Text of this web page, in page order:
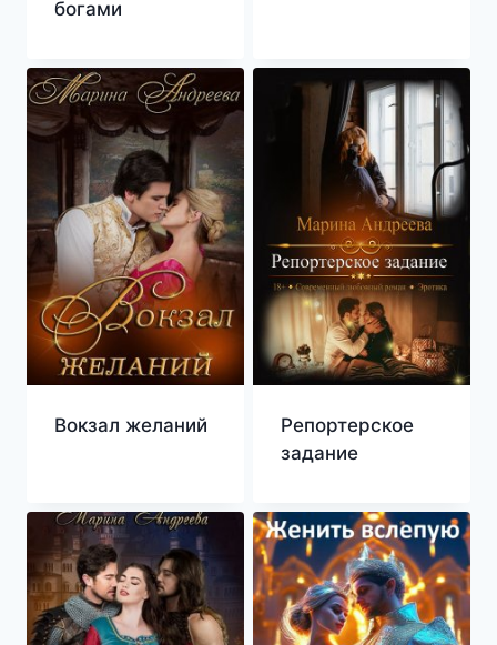
богами
Вокзал желаний
Репортерское
задание